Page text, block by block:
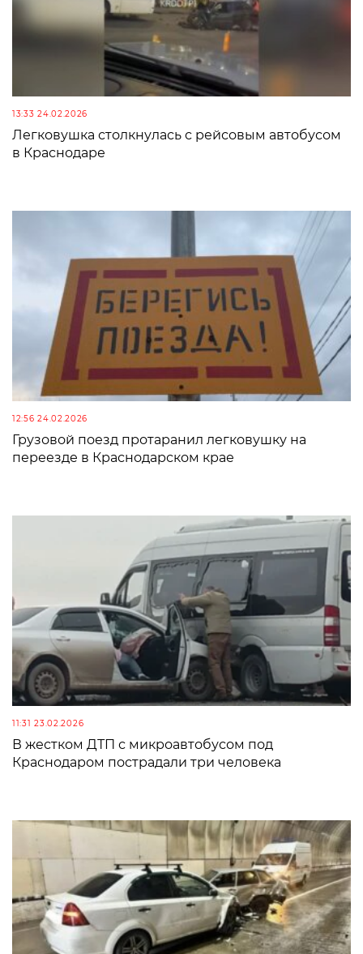
13:33 24.02.2026
Легковушка столкнулась с рейсовым автобусом
в Краснодаре
12:56 24.02.2026
Грузовой поезд протаранил легковушку на
переезде в Краснодарском крае
11:31 23.02.2026
В жестком ДТП с микроавтобусом под
Краснодаром пострадали три человека